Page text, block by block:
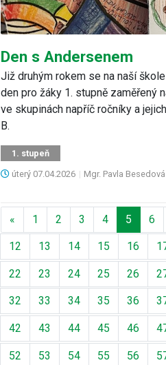
Den s Andersenem
Již druhým rokem se na naší
den pro žáky 1. stupně zaměřený
ve skupinách napříč ročníky a
B.
1. stupeň
úterý 07.04.2026 | Mgr. Pavla Besedová
« Předchozí
1 2 3 4 5 6
12 13 14 15 16
22 23 24 25 26
32 33 34 35 36
42 43 44 45 46
52 53 54 55 56